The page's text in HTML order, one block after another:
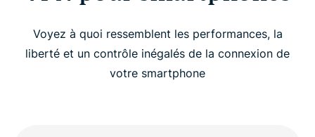
Voyez à quoi ressemblent les performances, la
liberté et un contrôle inégalés de la connexion de
votre smartphone